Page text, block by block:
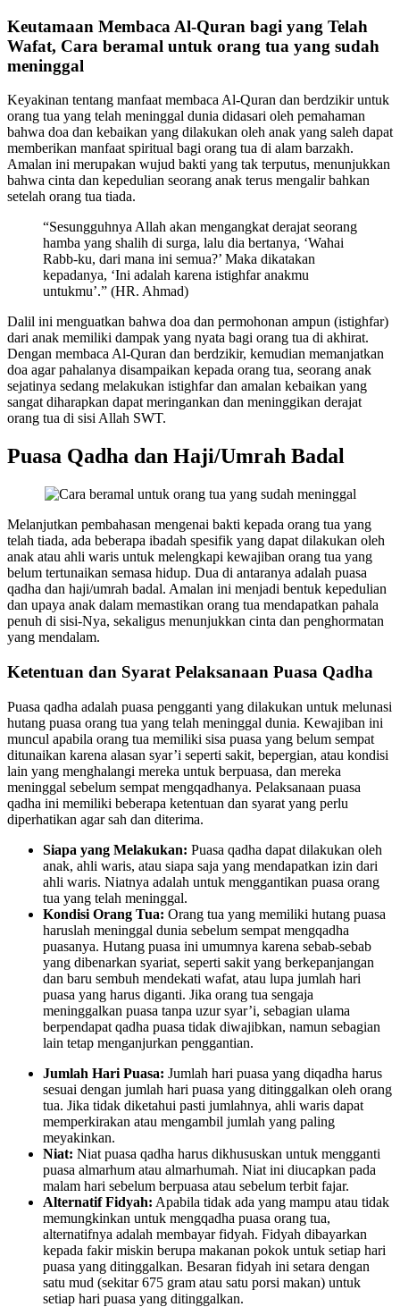
Keutamaan Membaca Al-Quran bagi yang Telah
Wafat, Cara beramal untuk orang tua yang sudah
meninggal
Keyakinan tentang manfaat membaca Al-Quran dan berdzikir untuk
orang tua yang telah meninggal dunia didasari oleh pemahaman
bahwa doa dan kebaikan yang dilakukan oleh anak yang saleh dapat
memberikan manfaat spiritual bagi orang tua di alam barzakh.
Amalan ini merupakan wujud bakti yang tak terputus, menunjukkan
bahwa cinta dan kepedulian seorang anak terus mengalir bahkan
setelah orang tua tiada.
“Sesungguhnya Allah akan mengangkat derajat seorang
hamba yang shalih di surga, lalu dia bertanya, ‘Wahai
Rabb-ku, dari mana ini semua?’ Maka dikatakan
kepadanya, ‘Ini adalah karena istighfar anakmu
untukmu’.” (HR. Ahmad)
Dalil ini menguatkan bahwa doa dan permohonan ampun (istighfar)
dari anak memiliki dampak yang nyata bagi orang tua di akhirat.
Dengan membaca Al-Quran dan berdzikir, kemudian memanjatkan
doa agar pahalanya disampaikan kepada orang tua, seorang anak
sejatinya sedang melakukan istighfar dan amalan kebaikan yang
sangat diharapkan dapat meringankan dan meninggikan derajat
orang tua di sisi Allah SWT.
Puasa Qadha dan Haji/Umrah Badal
Melanjutkan pembahasan mengenai bakti kepada orang tua yang
telah tiada, ada beberapa ibadah spesifik yang dapat dilakukan oleh
anak atau ahli waris untuk melengkapi kewajiban orang tua yang
belum tertunaikan semasa hidup. Dua di antaranya adalah puasa
qadha dan haji/umrah badal. Amalan ini menjadi bentuk kepedulian
dan upaya anak dalam memastikan orang tua mendapatkan pahala
penuh di sisi-Nya, sekaligus menunjukkan cinta dan penghormatan
yang mendalam.
Ketentuan dan Syarat Pelaksanaan Puasa Qadha
Puasa qadha adalah puasa pengganti yang dilakukan untuk melunasi
hutang puasa orang tua yang telah meninggal dunia. Kewajiban ini
muncul apabila orang tua memiliki sisa puasa yang belum sempat
ditunaikan karena alasan syar’i seperti sakit, bepergian, atau kondisi
lain yang menghalangi mereka untuk berpuasa, dan mereka
meninggal sebelum sempat mengqadhanya. Pelaksanaan puasa
qadha ini memiliki beberapa ketentuan dan syarat yang perlu
diperhatikan agar sah dan diterima.
Siapa yang Melakukan: Puasa qadha dapat dilakukan oleh
anak, ahli waris, atau siapa saja yang mendapatkan izin dari
ahli waris. Niatnya adalah untuk menggantikan puasa orang
tua yang telah meninggal.
Kondisi Orang Tua: Orang tua yang memiliki hutang puasa
haruslah meninggal dunia sebelum sempat mengqadha
puasanya. Hutang puasa ini umumnya karena sebab-sebab
yang dibenarkan syariat, seperti sakit yang berkepanjangan
dan baru sembuh mendekati wafat, atau lupa jumlah hari
puasa yang harus diganti. Jika orang tua sengaja
meninggalkan puasa tanpa uzur syar’i, sebagian ulama
berpendapat qadha puasa tidak diwajibkan, namun sebagian
lain tetap menganjurkan penggantian.
Jumlah Hari Puasa: Jumlah hari puasa yang diqadha harus
sesuai dengan jumlah hari puasa yang ditinggalkan oleh orang
tua. Jika tidak diketahui pasti jumlahnya, ahli waris dapat
memperkirakan atau mengambil jumlah yang paling
meyakinkan.
Niat: Niat puasa qadha harus dikhususkan untuk mengganti
puasa almarhum atau almarhumah. Niat ini diucapkan pada
malam hari sebelum berpuasa atau sebelum terbit fajar.
Alternatif Fidyah: Apabila tidak ada yang mampu atau tidak
memungkinkan untuk mengqadha puasa orang tua,
alternatifnya adalah membayar fidyah. Fidyah dibayarkan
kepada fakir miskin berupa makanan pokok untuk setiap hari
puasa yang ditinggalkan. Besaran fidyah ini setara dengan
satu mud (sekitar 675 gram atau satu porsi makan) untuk
setiap hari puasa yang ditinggalkan.